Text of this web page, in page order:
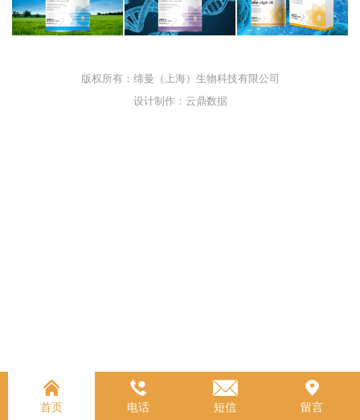
版权所有：缔曼（上海）生物科技有限公司
设计制作：云鼎数据
首页 电话 短信 留言